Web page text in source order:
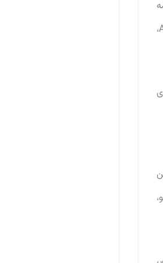
مستقل تورشن بیم و ترمز های دیسکی بهره می برد. همچنین ترمز های این خودرو به امکاناتی نظیر سیستم ترمز ضد قفل ABS،
این
جلو،